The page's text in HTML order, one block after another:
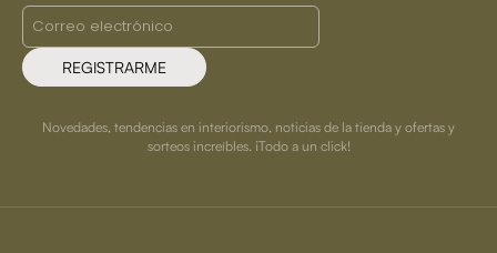
REGISTRARME
Novedades, tendencias en interiorismo, noticias de la tienda y ofertas y
sorteos increíbles. ¡Todo a un click!